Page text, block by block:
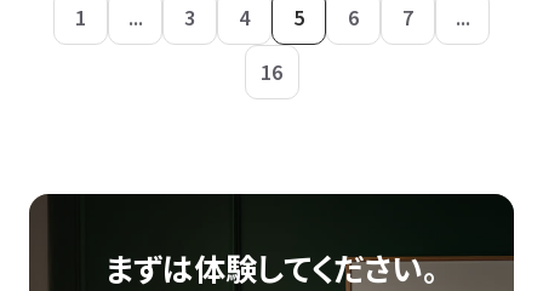
1 ... 3 4 5 6 7
...
16
まずは体験してください。